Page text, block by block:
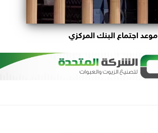
موعد اجتماع البنك المركزي